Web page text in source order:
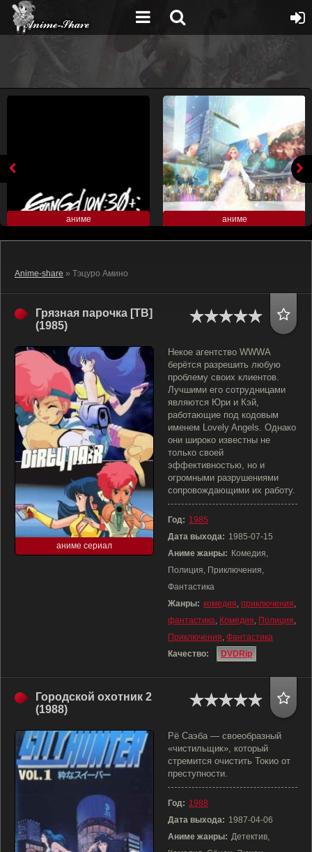
аниме аниме
Anime-share » Тэцуро Амино
Грязная парочка [ТВ]
(1985)
аниме сериал
Некое агентство WWWA
берётся разрешить любую
проблему своих клиентов.
Лучшими его сотрудницами
являются Юри и Кэй,
работающие под кодовым
именем Lovely Angels. Однако
они широко известны не
только своей
эффективностью, но и
огромными разрушениями
сопровождающими их работу.
Год: 1985
Дата выхода: 1985-07-15
Аниме жанры: Комедия,
Полиция, Приключения,
Фантастика
Жанры: комедия, приключения,
фантастика, Комедия, Полиция,
Приключения, Фантастика
Качество:
DVDRip
Городской охотник 2
(1988)
Рё Саэба — своеобразный
«чистильщик», который
стремится очистить Токио от
преступности.
Год: 1988
Дата выхода: 1987-04-06
Аниме жанры: Детектив,